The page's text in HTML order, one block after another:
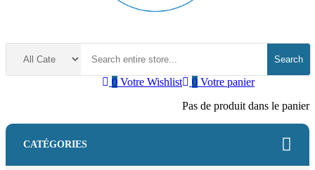
Search
0 Votre panier
Pas de produit dans le panier
0 Votre Wishlist
CATÉGORIES